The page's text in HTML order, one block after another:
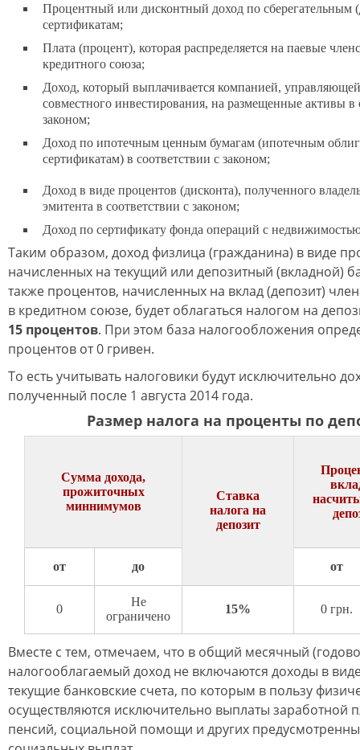
Процентный или дисконтный доход по сберегательным
сертификатам;
Плата (процент), которая распределяется на паевые
кредитного союза;
Доход, который выплачивается компанией,
совместного инвестирования, на размещенные активы в
законом;
Доход по ипотечным ценным бумагам (ипотечным
сертификатам) в соответствии с законом;
Доход в виде процентов (дисконта), полученного
эмитента в соответствии с законом;
Доход по сертификату фонда операций с
Таким образом, доход физлица (гражданина) в виде
начисленных на текущий или депозитный (вкладной)
также процентов, начисленных на вклад (депозит)
в кредитном союзе, будет облагаться налогом на
15 процентов. При этом база налогообложения
процентов от 0 гривен.
То есть учитывать налоговики будут исключительно
полученный после 1 августа 2014 года.
Размер налога на проценты по
Сумма дохода,
прожиточных
миннимумов
Ставка
налога на
депозит
от до от
0
Не
ограничено
15% 0 грн.
Вместе с тем, отмечаем, что в общий месячный
налогооблагаемый доход не включаются доходы в
текущие банковские счета, по которым в пользу
осуществляются исключительно выплаты заработной
пенсий, социальной помощи и других